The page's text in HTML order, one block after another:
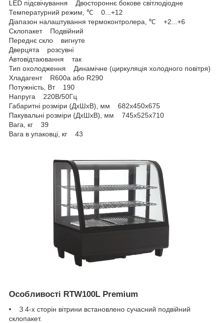
LED підсвічування Двостороннє бокове світлодіодне
Температурний режим, ℃ 0...+12
Діапазон налаштування термоконтролера, ℃ +2...+6
Склопакет Подвійний
Переднє скло вигнуте
Дверцята розсувні
Автовідтаювання так
Тип охолодження Динамічне (циркуляція холодного повітря)
Хладагент R600a або R290
Потужність, Вт 190
Напруга 220В/50Гц
Габаритні розміри (ДхШхВ), мм 682х450х675
Пакувальні розміри (ДхШхВ), мм 745х525х710
Вага, кг 39
Вага в упаковці, кг 43
Особливості RTW100L Premium
• З 4-х сторін вітрини встановлено сучасний подвійний
склопакет.